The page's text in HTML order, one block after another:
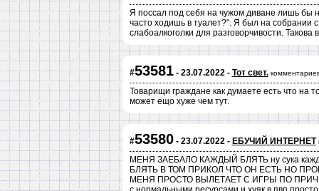
Я поссал под себя на чужом диване лишь бы
часто ходишь в туалет?". Я был на собрании
слабоалкоголки для разговорчивости. Такова
#53581- 23.07.2022 - Тот свет.
Товарищи граждане как думаете есть что на
может ещо хуже чем тут.
#53580- 23.07.2022 - ЕБУЧИЙ ИНТЕРНЕТ
МЕНЯ ЗАЕБАЛО КАЖДЫЙ БЛЯТЬ ну сука
БЛЯТЬ В ТОМ ПРИКОЛ ЧТО ОН ЕСТЬ НО
МЕНЯ ПРОСТО ВЫЛЕТАЕТ С ИГРЫ ПО